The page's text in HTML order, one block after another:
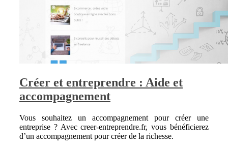
Créer et entreprendre : Aide et
accompagnement
Vous souhaitez un accompagnement pour créer une
entreprise ? Avec creer-entreprendre.fr, vous bénéficierez
d’un accompagnement pour créer de la richesse.